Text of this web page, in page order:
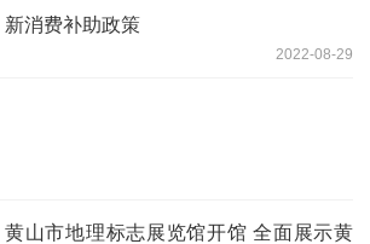
新消费补助政策
2022-08-29
黄山市地理标志展览馆开馆 全面展示黄